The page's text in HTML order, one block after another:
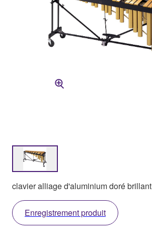
clavier alliage d'aluminium doré brillant
Enregistrement produit